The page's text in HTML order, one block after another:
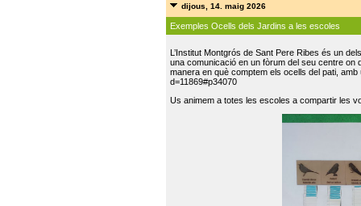
dijous, 14. maig 2026
Exemples Ocells dels Jardins a les escoles
L’Institut Montgrós de Sant Pere Ribes és un
una comunicació en un fòrum del seu centre on
manera en què comptem els ocells del pati,
d=11869#p34070
Us animem a totes les escoles a compartir les